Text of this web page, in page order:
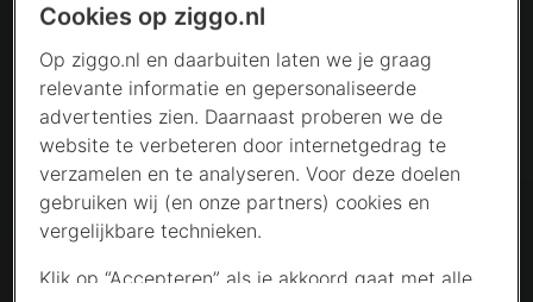
Cookies op ziggo.nl
Op ziggo.nl en daarbuiten laten we je graag
relevante informatie en gepersonaliseerde
advertenties zien. Daarnaast proberen we de
website te verbeteren door internetgedrag te
verzamelen en te analyseren. Voor deze doelen
gebruiken wij (en onze partners) cookies en
vergelijkbare technieken.
Klik op “Accepteren” als je akkoord gaat met alle